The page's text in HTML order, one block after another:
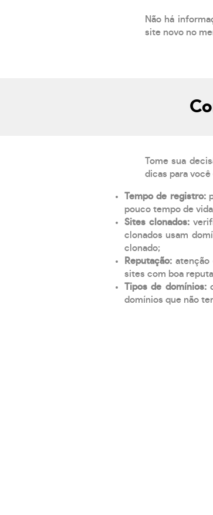
Não há
site novo no
Tome sua
dicas para
Tempo de registro:
pouco tempo de
Sites clonados:
clonados usam
clonado;
Reputação: atenção
sites com boa
Tipos de domínios:
domínios que não